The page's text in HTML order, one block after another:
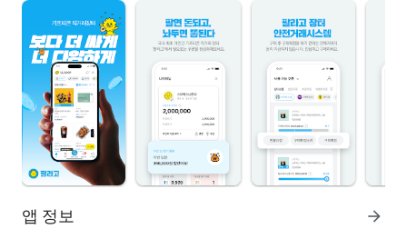
앱 정보 arrow_forward